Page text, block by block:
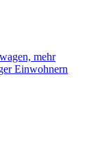
mehr
Einwohnern